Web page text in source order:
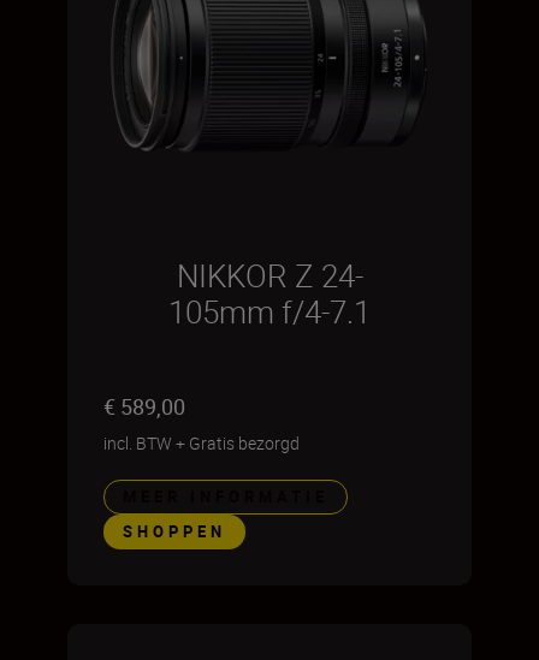
NIKKOR Z 24-
105mm f/4-7.1
€ 589,00
incl. BTW + Gratis bezorgd
SHOPPEN